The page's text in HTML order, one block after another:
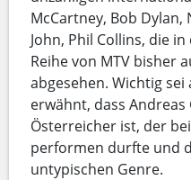
McCartney, Bob
John, Phil Collins, die
Reihe von MTV bisher
abgesehen. Wichtig
erwähnt, dass
Österreicher ist, der
performen durfte und
untypischen Genre.